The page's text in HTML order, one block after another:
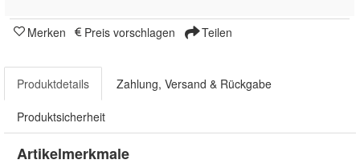
Merken Preis vorschlagen Teilen
Produktdetails Zahlung, Versand & Rückgabe
Produktsicherheit
Artikelmerkmale